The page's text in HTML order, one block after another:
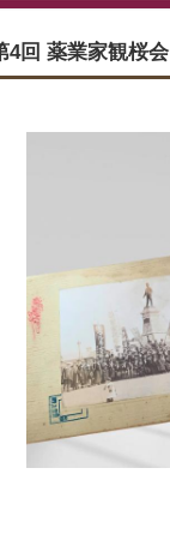
4回 薬業家観桜会